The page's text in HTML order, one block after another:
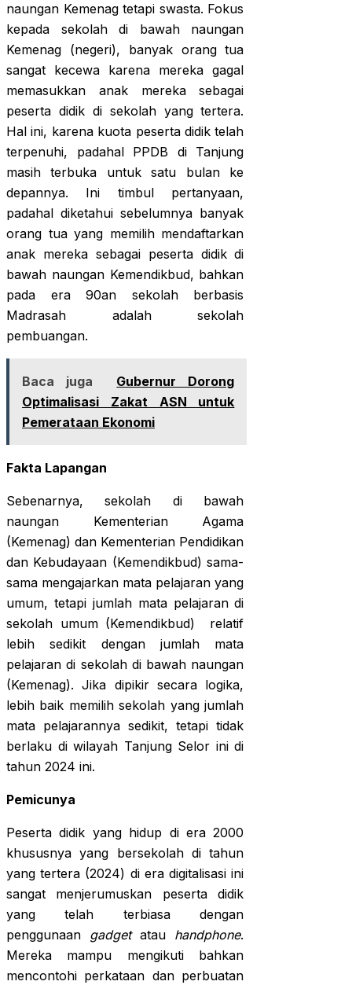
naungan Kemenag tetapi swasta. Fokus
kepada sekolah di bawah naungan
Kemenag (negeri), banyak orang tua
sangat kecewa karena mereka gagal
memasukkan anak mereka sebagai
peserta didik di sekolah yang tertera.
Hal ini, karena kuota peserta didik telah
terpenuhi, padahal PPDB di Tanjung
masih terbuka untuk satu bulan ke
depannya. Ini timbul pertanyaan,
padahal diketahui sebelumnya banyak
orang tua yang memilih mendaftarkan
anak mereka sebagai peserta didik di
bawah naungan Kemendikbud, bahkan
pada era 90an sekolah berbasis
Madrasah adalah sekolah
pembuangan.
Baca juga
Gubernur Dorong
Optimalisasi Zakat ASN untuk
Pemerataan Ekonomi
Fakta Lapangan
Sebenarnya, sekolah di bawah
naungan Kementerian Agama
(Kemenag) dan Kementerian Pendidikan
dan Kebudayaan (Kemendikbud) sama-
sama mengajarkan mata pelajaran yang
umum, tetapi jumlah mata pelajaran di
sekolah umum (Kemendikbud) relatif
lebih sedikit dengan jumlah mata
pelajaran di sekolah di bawah naungan
(Kemenag). Jika dipikir secara logika,
lebih baik memilih sekolah yang jumlah
mata pelajarannya sedikit, tetapi tidak
berlaku di wilayah Tanjung Selor ini di
tahun 2024 ini.
Pemicunya
Peserta didik yang hidup di era 2000
khususnya yang bersekolah di tahun
yang tertera (2024) di era digitalisasi ini
sangat menjerumuskan peserta didik
yang telah terbiasa dengan
penggunaan gadgetatau handphone.
Mereka mampu mengikuti bahkan
mencontohi perkataan dan perbuatan